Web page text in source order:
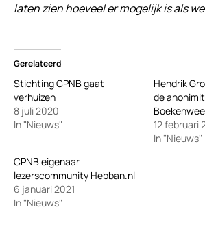
laten zien hoeveel er mogelijk is als
Gerelateerd
Stichting CPNB gaat
verhuizen
8 juli 2020
In "Nieuws"
Hendrik
de
12 februari
In "Nieuws"
CPNB eigenaar
lezerscommunity Hebban.nl
6 januari 2021
In "Nieuws"